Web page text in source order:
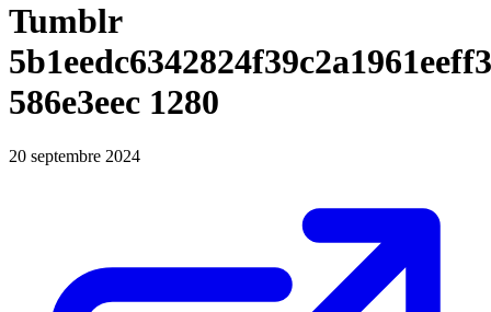
Tumblr
586e3eec 1280
20 septembre 2024